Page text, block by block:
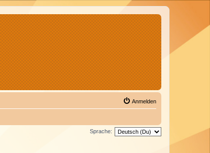
Anmelden
Sprache: